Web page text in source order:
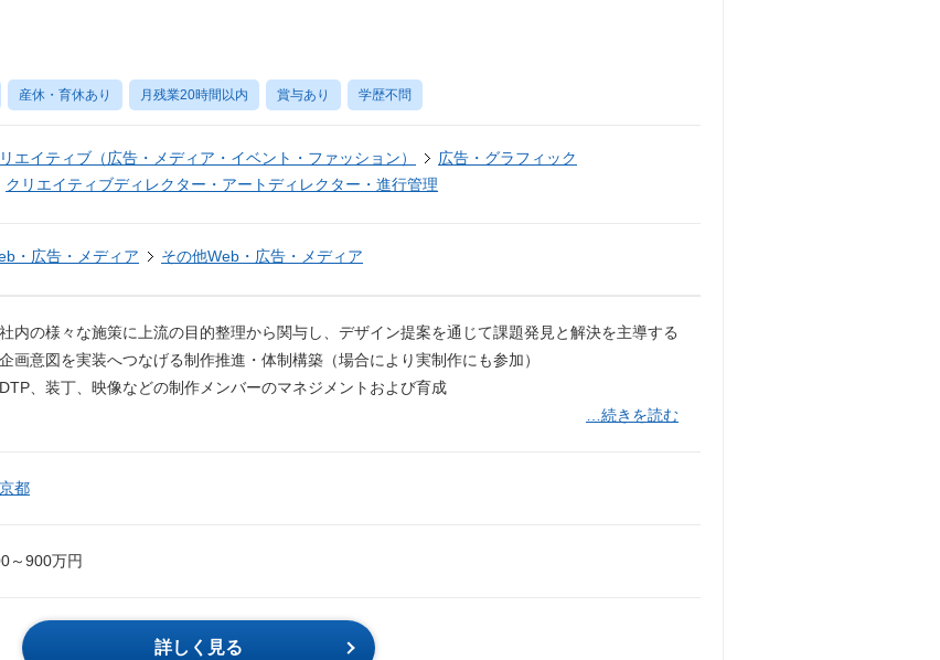
産休・育休あり 月残業20時間以内 賞与あり 学歴不問
エイティブ（広告・メディア・イベント・ファッション）
広告・グラフィック
クリエイティブディレクター・アートディレクター・進行管理
・広告・メディア その他Web・広告・メディア
社内の様々な施策に上流の目的整理から関与し、デザイン提案を通じて課題発見と解決を主導する
企画意図を実装へつなげる制作推進・体制構築（場合により実制作にも参加）
DTP、装丁、映像などの制作メンバーのマネジメントおよび育成
…続きを読む
都
～900万円
詳しく見る